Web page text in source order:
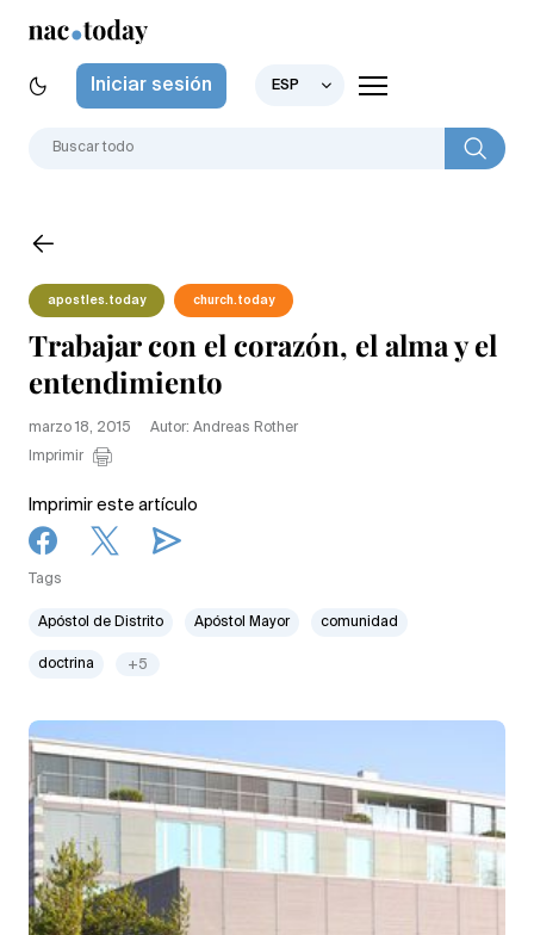
Iniciar sesión ESP
apostles.today church.today
Trabajar con el corazón, el alma y el
entendimiento
marzo 18, 2015
Autor: Andreas Rother
Imprimir
Imprimir este artículo
Tags
Apóstol de Distrito Apóstol Mayor comunidad
doctrina +5